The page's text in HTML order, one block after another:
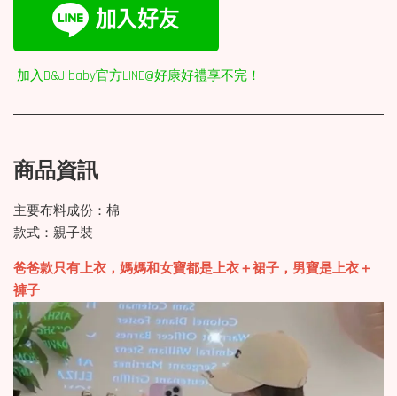
加入D&J baby官方LINE@好康好禮享不完！
商品資訊
主要布料成份：棉
款式：親子裝
爸爸款只有上衣，媽媽和女寶都是上衣＋裙子，男寶是上衣＋
褲子